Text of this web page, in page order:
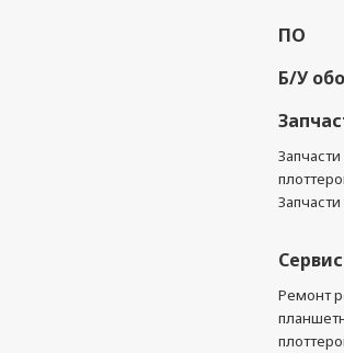
ПО
Б/У
Сервис
Ремонт